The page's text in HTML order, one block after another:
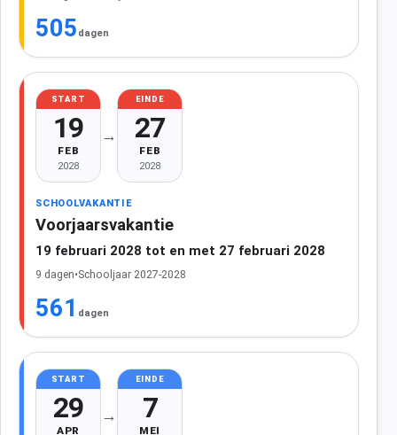
505 dagen
START
19
FEB
2028
→
EINDE
27
FEB
2028
SCHOOLVAKANTIE
Voorjaarsvakantie
19 februari 2028 tot en met 27 februari 2028
9 dagen•Schooljaar 2027-2028
561 dagen
START
29
APR
→
EINDE
7
MEI